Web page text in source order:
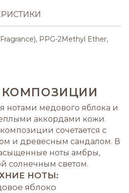
PPG-2Methyl Ether,
нотами медового яблока и
аккордами кожи.
сочетается с
и древесным сандалом. В
ноты амбры,
солнечным светом.
НОТЫ:
яблоко